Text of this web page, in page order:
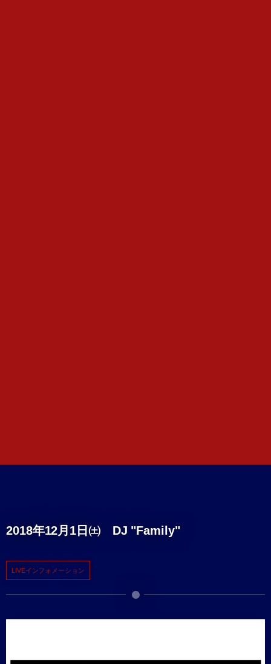
2018年12月1日㈯ DJ "Family"
LIVEインフォメーション